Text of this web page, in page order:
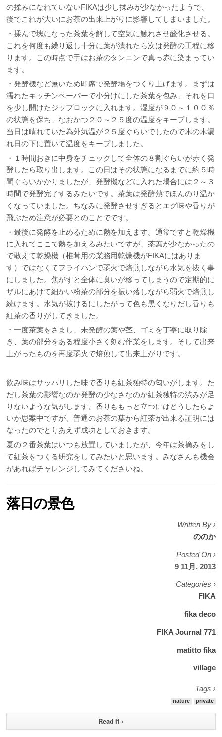
の揉みになれていないFIKAは少し揉みが少なかったようで、
後でこれが大いにお茶の出来上がりに影響してしまいました。
・揉んで塊になった茶葉を解して空気に触れさせ酸化させる。
これを何度も繰り返し十分に葉が潰れたら次は発酵の工程に移
ります。この時点で手はお茶のタンニンで真っ赤に染まってい
ます。
・発酵機など無いため即席で発酵場をつくり上げます。まずは
濡れたキッチンペーパーで小分けにした茶葉を包み、それを口
を少し開けたジップロックに入れます。湿度が９０～１００％
の状態を保ち、なおかつ２０～２５度の温度をキープします。
当日は晴れていた為外気温が２５度ぐらいでしたので木の木漏
れ日の下に置いて温度をキープしました。
・１時間おきに中身をチェックして全体の８割ぐらいが赤く発
酵したら取り出します。この日はその状態になるまでに約５時
間ぐらいかかりましたが、発酵機などに入れた場合には２～３
時間で発酵完了するみたいです。茶葉は発酵熱でほんのり温か
くなっていました。ちなみに発酵させすぎるとエグ味や香りが
飛ぶため注意が必要とのことでです。
・最後に発酵を止めるために熱を加えます。通常ですと乾燥機
に入れてここで熱を加えるみたいですが、茶葉が少なかったの
で敢えて乾燥機（椎茸用の業務用乾燥機がFIKAにはありま
す）ではなくてフライパンで弱火で焙煎しながら水気を抜く事
にしました。焦がすと全体に臭いが移ってしまうので定期的に
ザルにあけて細かい粉茶の部分を振い落しながら弱火で焙煎し
続けます。水気が抜けるにしたがって色も黒くなりだし香りも
紅茶の香りがしてきました。
・一度茶葉をさまし、未発酵の葉や茎、ゴミを丁寧に取り除
き、葉の部分をある程度小さく刻む作業をします。そして出来
上がったものを再度弱火で焙煎して出来上がりです。
飲み味はサッパリした味で香りも紅茶独特の匂いがします。た
だし茶葉の影響なのか発酵の少なさなのか紅茶独特の渋みが足
りないような気がします。香りももっと立つにはどうしたらよ
いか思案中ですが、普通のお茶の葉から紅茶が出来る証明には
なったのでとりあえず成功としておきます。
夏の２番茶葉はいつも放置していましたが、今年は茶摘みをし
て紅茶をつくる研究をしてみたいと思います。みなさんも機会
があればチャレンジしてみてくださいね。
落日の景色
Written By ›
ののか
Posted On ›
9 11月, 2013
Categories ›
FIKA
fika deco
FIKA Journal 771
matitto fika
village
Tags ›
nature private
Read It ›